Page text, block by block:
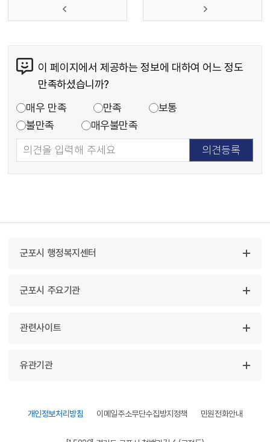
이 페이지에서 제공하는 정보에 대하여 어느 정도
만족하셨습니까?
매우 만족
만족
보통
불만족
매우불만족
군포시 행정복지센터
군포시 주요기관
관련사이트
유관기관
개인정보처리방침 이메일주소무단수집방지정책 민원전화안내